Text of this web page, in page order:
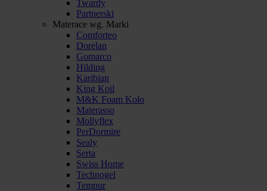
Twardy
Partnerski
Materace wg. Marki
Comforteo
Dorelan
Gomarco
Hilding
Karibian
King Koil
M&K Foam Koło
Materasso
Mollyflex
PerDormire
Sealy
Serta
Swiss Home
Technogel
Tempur